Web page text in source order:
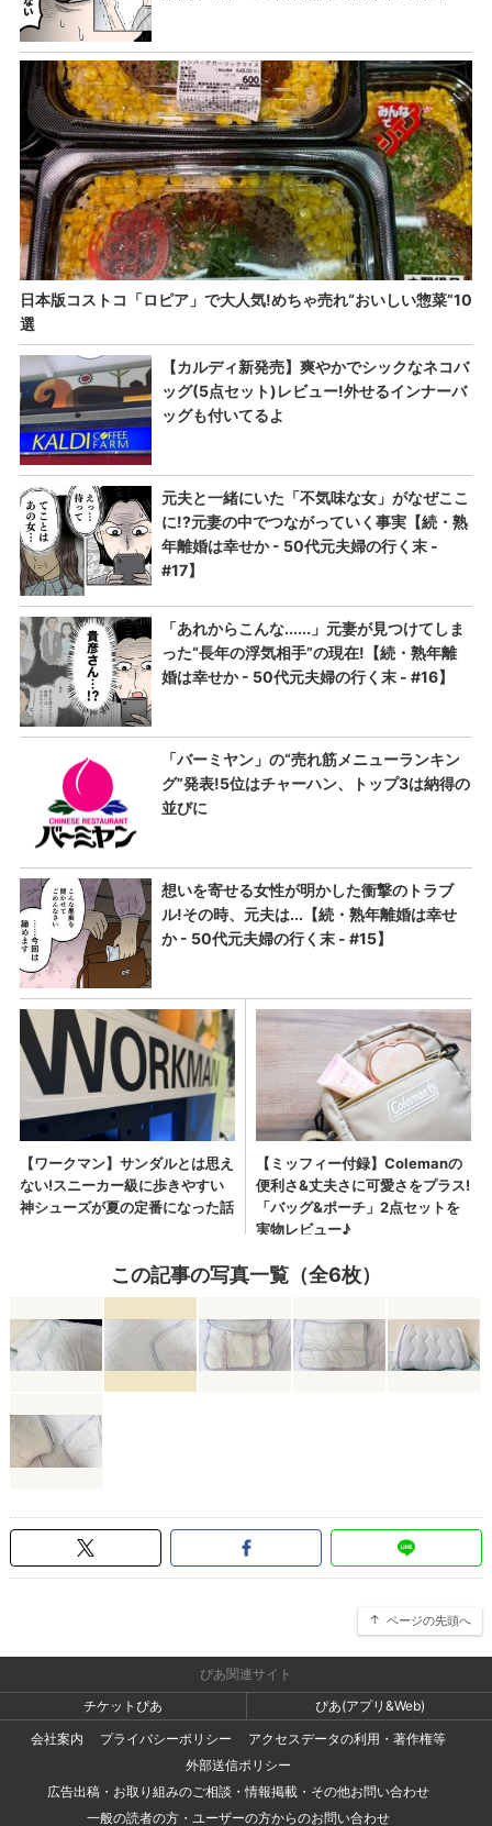
この記事の写真一覧（全6枚）
ページの先頭へ
ぴあ関連サイト
チケットぴあ
ぴあ(アプリ&Web)
会社案内
プライバシーポリシー
アクセスデータの利用・著作権等
外部送信ポリシー
広告出稿・お取り組みのご相談・情報掲載・その他お問い合わせ
一般の読者の方・ユーザーの方からのお問い合わせ